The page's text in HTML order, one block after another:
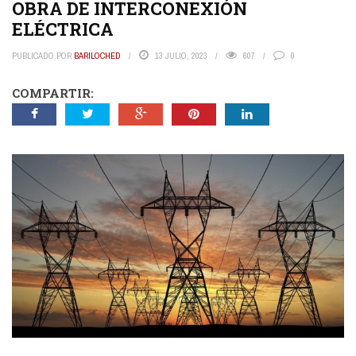
OBRA DE INTERCONEXIÓN
ELÉCTRICA
PUBLICADO POR BARILOCHED 13 JULIO, 2023 607 0
COMPARTIR: